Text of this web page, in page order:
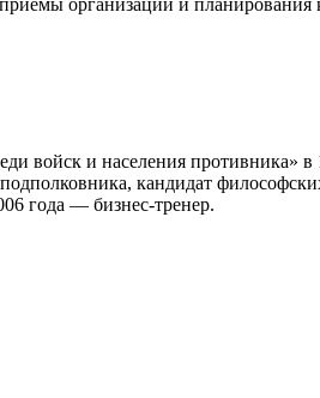
войск и населения противника» в
кандидат
года — бизнес-тренер.